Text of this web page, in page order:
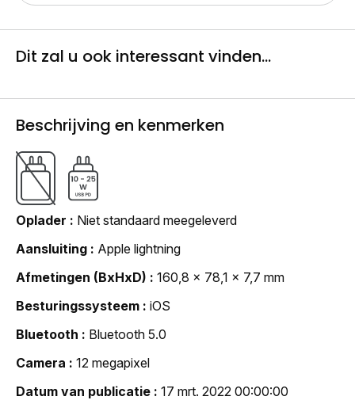
Dit zal u ook interessant vinden...
Beschrijving en kenmerken
Oplader
Niet standaard meegeleverd
Aansluiting
Apple lightning
Afmetingen (BxHxD)
160,8 x 78,1 x 7,7 mm
Besturingssysteem
iOS
Bluetooth
Bluetooth 5.0
Camera
12 megapixel
Datum van publicatie
17 mrt. 2022 00:00:00